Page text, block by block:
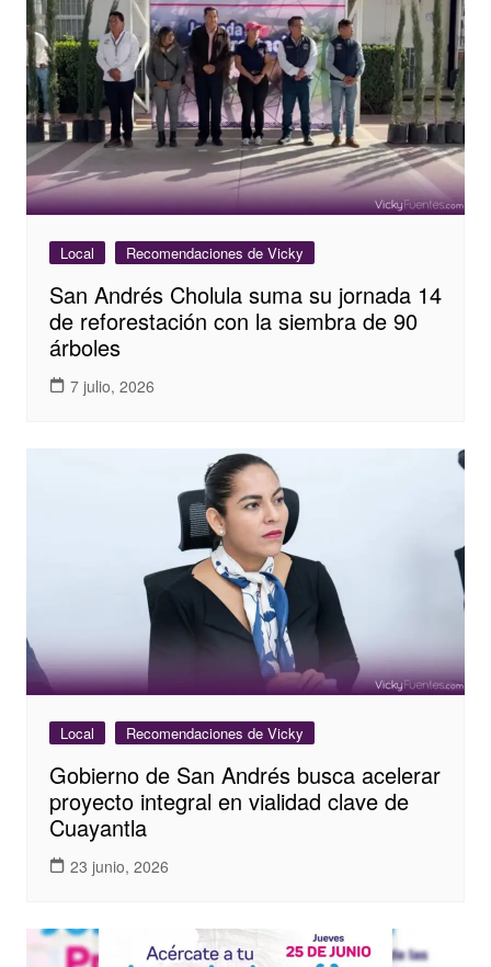
Local Recomendaciones de Vicky
San Andrés Cholula suma su jornada 14
de reforestación con la siembra de 90
árboles
7 julio, 2026
Local Recomendaciones de Vicky
Gobierno de San Andrés busca acelerar
proyecto integral en vialidad clave de
Cuayantla
23 junio, 2026